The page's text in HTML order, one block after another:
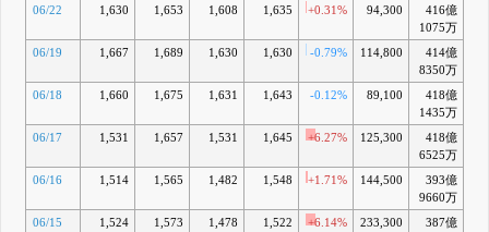
06/22 1,630 1,653 1,608 1,635 +0.31% 94,300
416億
1075万
06/19 1,667 1,689 1,630 1,630 -0.79% 114,800
414億
8350万
06/18 1,660 1,675 1,631 1,643 -0.12% 89,100
418億
1435万
06/17 1,531 1,657 1,531 1,645 +6.27% 125,300
418億
6525万
06/16 1,514 1,565 1,482 1,548 +1.71% 144,500
393億
9660万
06/15 1,524 1,573 1,478 1,522 +6.14% 233,300
387億